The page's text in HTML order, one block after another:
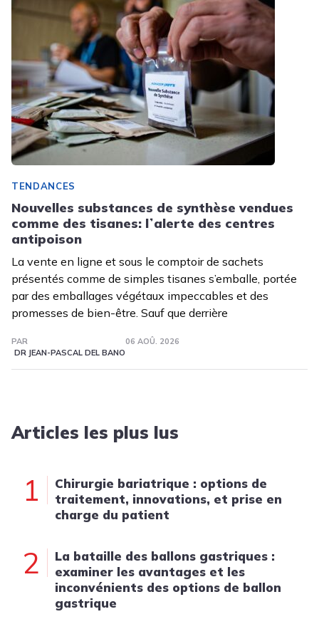
TENDANCES
Nouvelles substances de synthèse vendues
comme des tisanes: lʼalerte des centres
antipoison
La vente en ligne et sous le comptoir de sachets
présentés comme de simples tisanes s’emballe, portée
par des emballages végétaux impeccables et des
promesses de bien-être. Sauf que derrière
PAR
DR JEAN-PASCAL DEL BANO
06 AOÛ. 2026
Articles les plus lus
1
Chirurgie bariatrique : options de
traitement, innovations, et prise en
charge du patient
2
La bataille des ballons gastriques :
examiner les avantages et les
inconvénients des options de ballon
gastrique